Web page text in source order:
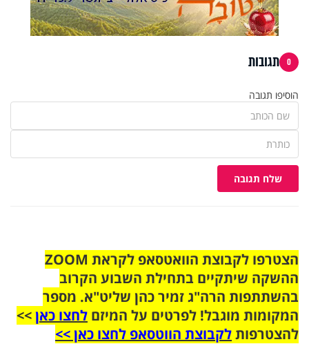
0 תגובות
הוסיפו תגובה
שלח תגובה
הצטרפו לקבוצת הוואטסאפ לקראת ZOOM
ההשקה שיתקיים בתחילת השבוע הקרוב
בהשתתפות הרה"ג זמיר כהן שליט"א. מספר
המקומות מוגבל! לפרטים על המיזם לחצו כאן>>
להצטרפותלקבוצת הווטסאפ לחצו כאן >>